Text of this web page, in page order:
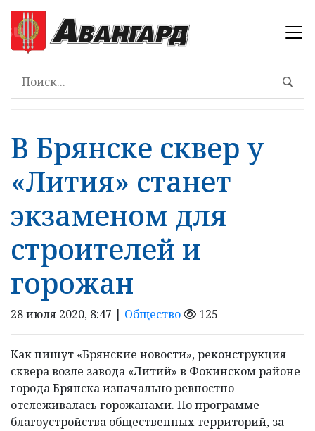
В Брянске сквер у
«Лития» станет
экзаменом для
строителей и
горожан
28 июля 2020, 8:47 | Общество 125
Как пишут «Брянские новости», реконструкция
сквера возле завода «Литий» в Фокинском районе
города Брянска изначально ревностно
отслеживалась горожанами. По программе
благоустройства общественных территорий, за